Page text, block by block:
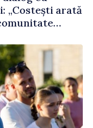
„Costești arată